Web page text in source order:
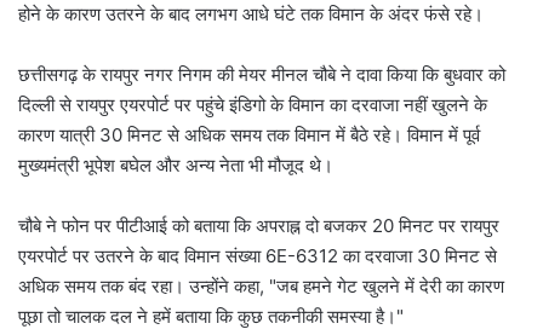
होने के कारण उतरने के बाद लगभग आधे घंटे तक विमान के अंदर फंसे रहे।
छत्तीसगढ़ के रायपुर नगर निगम की मेयर मीनल चौबे ने दावा किया कि बुधवार को
दिल्ली से रायपुर एयरपोर्ट पर पहुंचे इंडिगो के विमान का दरवाजा नहीं खुलने के
कारण यात्री 30 मिनट से अधिक समय तक विमान में बैठे रहे। विमान में पूर्व
मुख्यमंत्री भूपेश बघेल और अन्य नेता भी मौजूद थे।
चौबे ने फोन पर पीटीआई को बताया कि अपराह्न दो बजकर 20 मिनट पर रायपुर
एयरपोर्ट पर उतरने के बाद विमान संख्या 6E-6312 का दरवाजा 30 मिनट से
अधिक समय तक बंद रहा। उन्होंने कहा, "जब हमने गेट खुलने में देरी का कारण
पूछा तो चालक दल ने हमें बताया कि कुछ तकनीकी समस्या है।"